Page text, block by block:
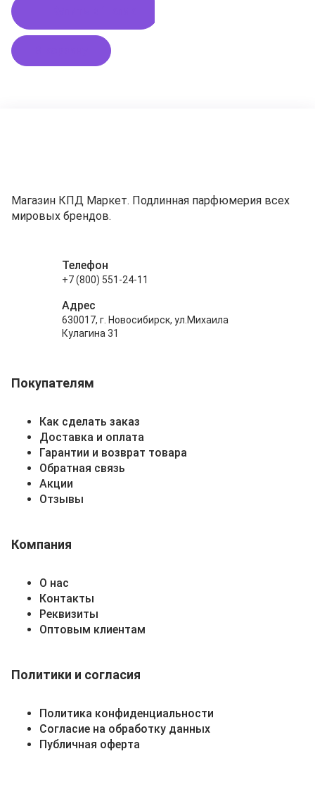
Магазин КПД Маркет. Подлинная парфюмерия всех
мировых брендов.
Покупателям
Как сделать заказ
Доставка и оплата
Гарантии и возврат товара
Обратная связь
Акции
Отзывы
Компания
О нас
Контакты
Реквизиты
Оптовым клиентам
Политики и согласия
Политика конфиденциальности
Согласие на обработку данных
Публичная оферта
Телефон
+7 (800) 551-24-11
Адрес
630017, г. Новосибирск, ул.Михаила
Кулагина 31